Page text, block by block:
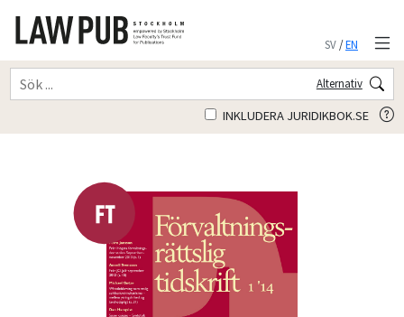
SV/EN
Alternativ
INKLUDERA JURIDIKBOK.SE